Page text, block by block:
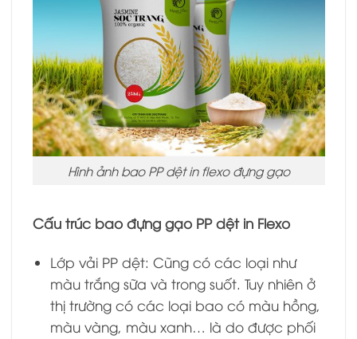
Hình ảnh bao PP dệt in flexo đựng gạo
Cấu trúc bao đựng gạo PP dệt in Flexo
Lớp vải PP dệt: Cũng có các loại như
màu trắng sữa và trong suốt. Tuy nhiên ở
thị trường có các loại bao có màu hồng,
màu vàng, màu xanh… là do được phối